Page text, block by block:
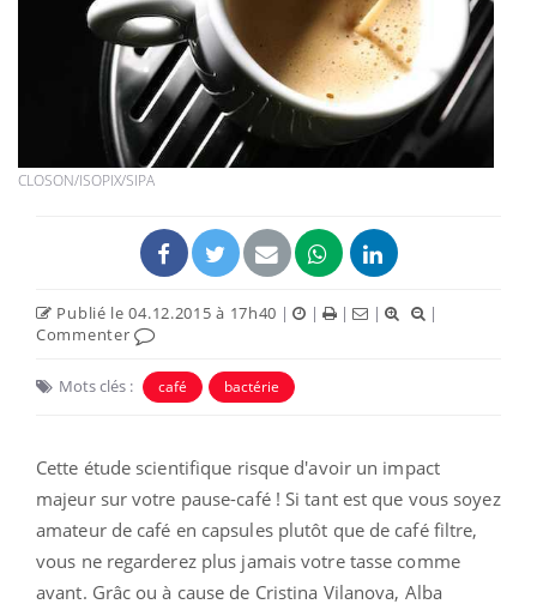
CLOSON/ISOPIX/SIPA
Publié le 04.12.2015 à 17h40 | | | |
|
Commenter
Mots clés : café bactérie
Cette étude scientifique risque d'avoir un impact
majeur sur votre pause-café ! Si tant est que vous soyez
amateur de café en capsules plutôt que de café filtre,
vous ne regarderez plus jamais votre tasse comme
avant. Grâc ou à cause de Cristina Vilanova, Alba